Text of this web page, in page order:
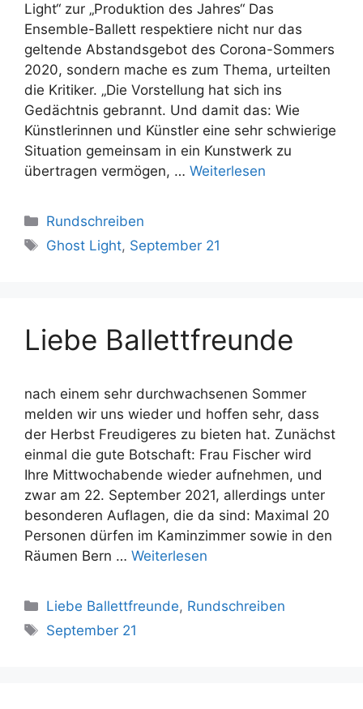
Light“ zur „Produktion des Jahres“ Das
Ensemble-Ballett respektiere nicht nur das
geltende Abstandsgebot des Corona-Sommers
2020, sondern mache es zum Thema, urteilten
die Kritiker. „Die Vorstellung hat sich ins
Gedächtnis gebrannt. Und damit das: Wie
Künstlerinnen und Künstler eine sehr schwierige
Situation gemeinsam in ein Kunstwerk zu
übertragen vermögen, … Weiterlesen
Kategorien
Rundschreiben
Schlagwörter
Ghost Light, September 21
Liebe Ballettfreunde
nach einem sehr durchwachsenen Sommer
melden wir uns wieder und hoffen sehr, dass
der Herbst Freudigeres zu bieten hat. Zunächst
einmal die gute Botschaft: Frau Fischer wird
Ihre Mittwochabende wieder aufnehmen, und
zwar am 22. September 2021, allerdings unter
besonderen Auflagen, die da sind: Maximal 20
Personen dürfen im Kaminzimmer sowie in den
Räumen Bern … Weiterlesen
Kategorien
Liebe Ballettfreunde, Rundschreiben
Schlagwörter
September 21